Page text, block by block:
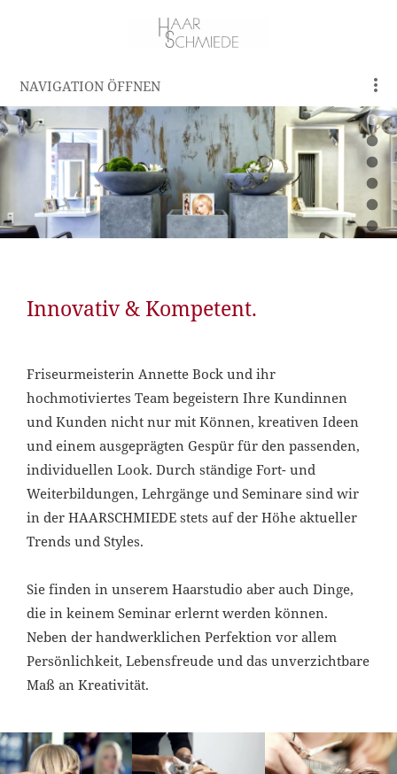
NAVIGATION ÖFFNEN
Innovativ & Kompetent.
Friseurmeisterin Annette Bock und ihr
hochmotiviertes Team begeistern Ihre Kundinnen
und Kunden nicht nur mit Können, kreativen Ideen
und einem ausgeprägten Gespür für den passenden,
individuellen Look. Durch ständige Fort- und
Weiterbildungen, Lehrgänge und Seminare sind wir
in der HAARSCHMIEDE stets auf der Höhe aktueller
Trends und Styles.
Sie finden in unserem Haarstudio aber auch Dinge,
die in keinem Seminar erlernt werden können.
Neben der handwerklichen Perfektion vor allem
Persönlichkeit, Lebensfreude und das unverzichtbare
Maß an Kreativität.